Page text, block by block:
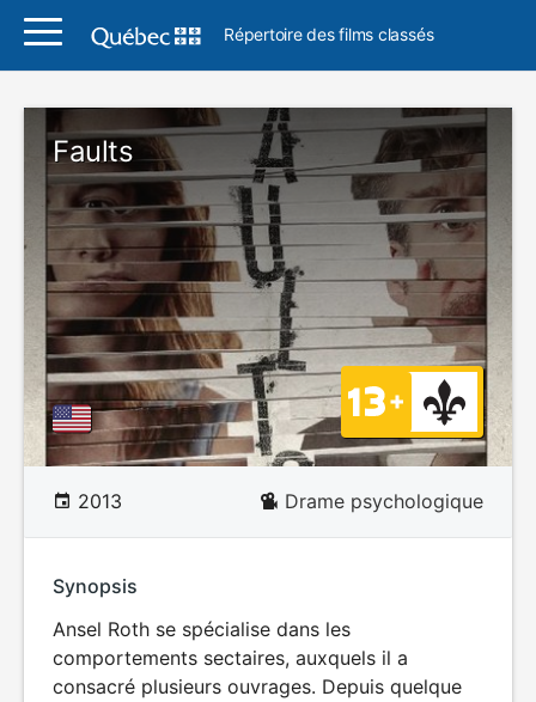
Répertoire des films classés
Faults
2013 Drame psychologique
Synopsis
Ansel Roth se spécialise dans les
comportements sectaires, auxquels il a
consacré plusieurs ouvrages. Depuis quelque